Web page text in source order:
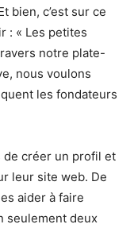
bien, c’est sur ce
: « Les petites
notre plate-
nous voulons
les fondateurs
de créer un profil et
leur site web. De
aider à faire
seulement deux